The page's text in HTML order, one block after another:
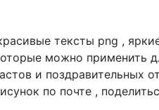
тексты png ,
можно применить
и поздравительных
по почте ,